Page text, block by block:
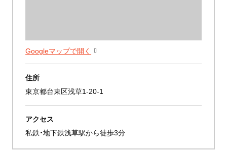
Googleマップで開く
住所
東京都台東区浅草1-20-1
アクセス
私鉄・地下鉄浅草駅から徒歩3分